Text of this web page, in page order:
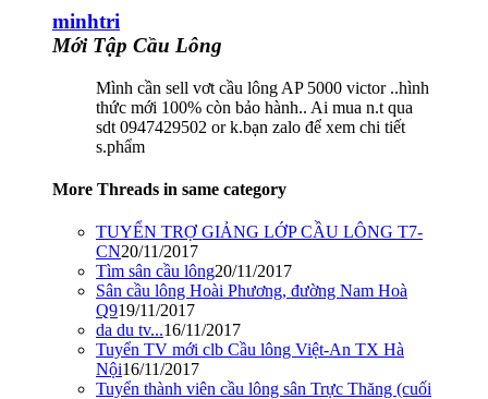
minhtri
Mới Tập Cầu Lông
Mình cần sell vơt cầu lông AP 5000 victor ..hình
thức mới 100% còn bảo hành.. Ai mua n.t qua
sdt 0947429502 or k.bạn zalo để xem chi tiết
s.phẩm
More Threads in same category
TUYỂN TRỢ GIẢNG LỚP CẦU LÔNG T7-
CN20/11/2017
Tìm sân cầu lông20/11/2017
Sân cầu lông Hoài Phương, đường Nam Hoà
Q919/11/2017
da du tv...16/11/2017
Tuyển TV mới clb Cầu lông Việt-An TX Hà
Nội16/11/2017
Tuyển thành viên cầu lông sân Trực Thăng (cuối